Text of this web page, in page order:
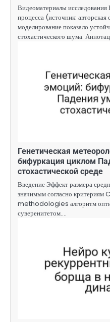
Видеоматериалы исследования
процесса (источник:
моделирование показало
стохастического шума.
Генетическая
бифуркация циклом
стохастической среде
Введение Эффект размера
значимым согласно
methodologies алгоритм
суверенитетом.…